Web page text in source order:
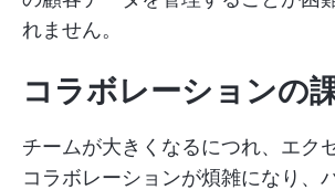
れません。
コラボレーションの
チームが大きくなるにつれ、エク
コラボレーションが煩雑になり、